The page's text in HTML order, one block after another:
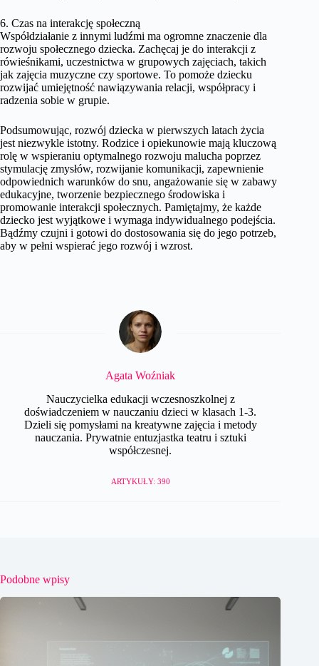
6. Czas na interakcję społeczną
Współdziałanie z innymi ludźmi ma ogromne znaczenie dla
rozwoju społecznego dziecka. Zachęcaj je do interakcji z
rówieśnikami, uczestnictwa w grupowych zajęciach, takich
jak zajęcia muzyczne czy sportowe. To pomoże dziecku
rozwijać umiejętność nawiązywania relacji, współpracy i
radzenia sobie w grupie.
Podsumowując, rozwój dziecka w pierwszych latach życia
jest niezwykle istotny. Rodzice i opiekunowie mają kluczową
rolę w wspieraniu optymalnego rozwoju malucha poprzez
stymulację zmysłów, rozwijanie komunikacji, zapewnienie
odpowiednich warunków do snu, angażowanie się w zabawy
edukacyjne, tworzenie bezpiecznego środowiska i
promowanie interakcji społecznych. Pamiętajmy, że każde
dziecko jest wyjątkowe i wymaga indywidualnego podejścia.
Bądźmy czujni i gotowi do dostosowania się do jego potrzeb,
aby w pełni wspierać jego rozwój i wzrost.
Agata Woźniak
Nauczycielka edukacji wczesnoszkolnej z
doświadczeniem w nauczaniu dzieci w klasach 1-3.
Dzieli się pomysłami na kreatywne zajęcia i metody
nauczania. Prywatnie entuzjastka teatru i sztuki
współczesnej.
ARTYKUŁY: 390
Podobne wpisy